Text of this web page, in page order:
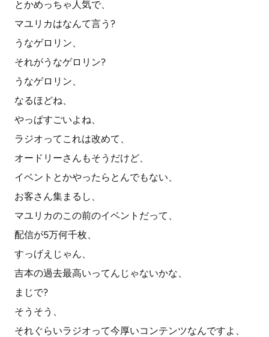
とかめっちゃ人気で、
マユリカはなんて言う?
うなゲロリン、
それがうなゲロリン?
うなゲロリン、
なるほどね、
やっぱすごいよね、
ラジオってこれは改めて、
オードリーさんもそうだけど、
イベントとかやったらとんでもない、
お客さん集まるし、
マユリカのこの前のイベントだって、
配信が5万何千枚、
すっげえじゃん、
吉本の過去最高いってんじゃないかな、
まじで?
そうそう、
それぐらいラジオって今厚いコンテンツなんですよ、